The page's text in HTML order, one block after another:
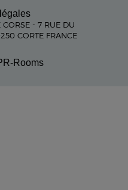
- 7 RUE DU
CORTE FRANCE
Rooms